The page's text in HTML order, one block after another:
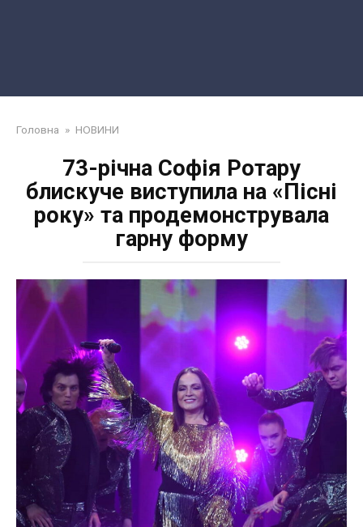
Головна » НОВИНИ
73-річна Софія Ротару
блискуче виступила на «Пісні
року» та продемонструвала
гарну форму